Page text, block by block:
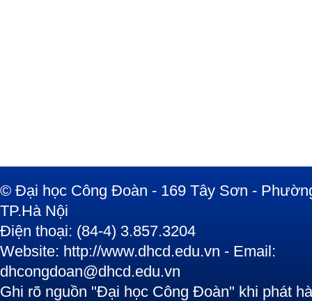
© Đại học Công Đoàn - 169 Tây Sơn -
TP.Hà Nội
Điện thoại: (84-4) 3.857.3204
Website: http://www.dhcd.edu.vn - Email:
dhcongdoan@dhcd.edu.vn
Ghi rõ nguồn "Đại học Công Đoàn" khi phát